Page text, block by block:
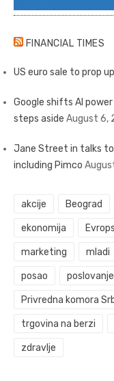
FINANCIAL TIMES
US euro sale to prop
Google shifts AI power
steps aside August 6,
Jane Street in talks
including Pimco
akcije Beograd
ekonomija
marketing mladi
posao poslovanje
Privredna komora
trgovina na berzi
zdravlje